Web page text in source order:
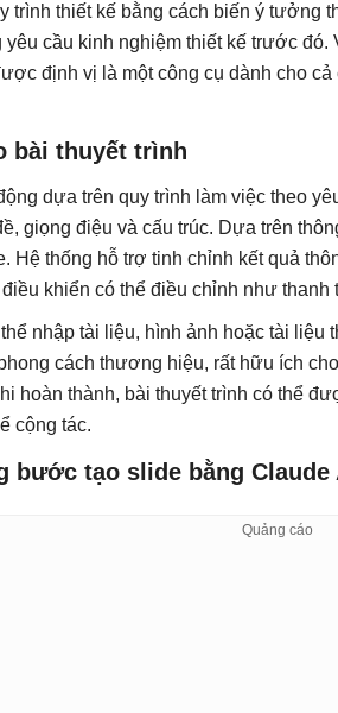
trình thiết kế bằng cách biến ý tưởng
yêu cầu kinh nghiệm thiết kế trước
định vị là một công cụ dành cho
bài thuyết trình
dựa trên quy trình làm việc theo
giọng điệu và cấu trúc. Dựa trên
Hệ thống hỗ trợ tinh chỉnh kết quả
khiển có thể điều chỉnh như thanh
nhập tài liệu, hình ảnh hoặc tài liệu
cách thương hiệu, rất hữu ích
hoàn thành, bài thuyết trình có thể
cộng tác.
bước tạo slide bằng Claude